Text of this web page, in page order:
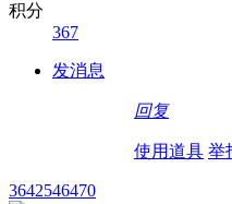
积分
367
发消息
回复
使用道具 举
3642546470